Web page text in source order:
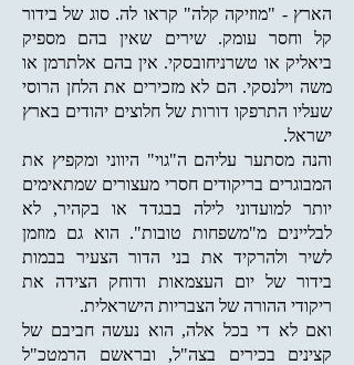
הארץ - "מוזיקה קלה" קראו לה. סוג של בידור
קל וחסר עומק. שירים שאין בהם מספיק
ביאליק או טשרניחובסקי. אין בהם אלתרמן או
משה וילנסקי. הם לא מזכירים את הלחן הרוסי
שעליו התרפקו דורות של חלוצים יהודים בארץ
ישראל.
והנה מסתער עליהם ה"גוי" היווני ומקפיץ את
המבוגרים בריקודים חסרי מעצורים שמתאימים
יותר למועדוני לילה בבגדד או בקהיר, לא
לבליינים מ"משפחות טובות". הוא גם מוזמן
לשיר ולהרקיד את בני הדור הצעיר בבמות
בידור של יום העצמאות ודוחק הצידה את
ריקודי ההורה של הצבריות הישראלית.
ואם לא די בכל אלה, הוא נעשה חביבם של
קצינים בכירים בצה"ל, ובראשם הרמטכ"ל